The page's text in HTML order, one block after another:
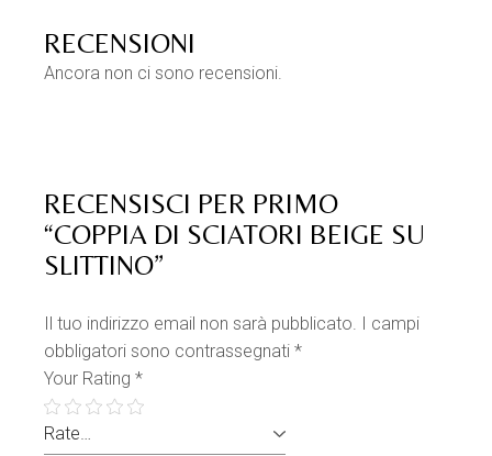
RECENSIONI
Ancora non ci sono recensioni.
RECENSISCI PER PRIMO
“COPPIA DI SCIATORI BEIGE SU
SLITTINO”
Il tuo indirizzo email non sarà pubblicato. I campi
obbligatori sono contrassegnati*
Your Rating*